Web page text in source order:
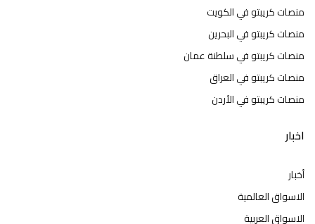
منصات كريبتو في الكويت
منصات كريبتو في البحرين
منصات كريبتو في سلطنة عمان
منصات كريبتو في العراق
منصات كريبتو في الأردن
اخبار
أخبار
الاسواق العالمية
الاسواق العربية